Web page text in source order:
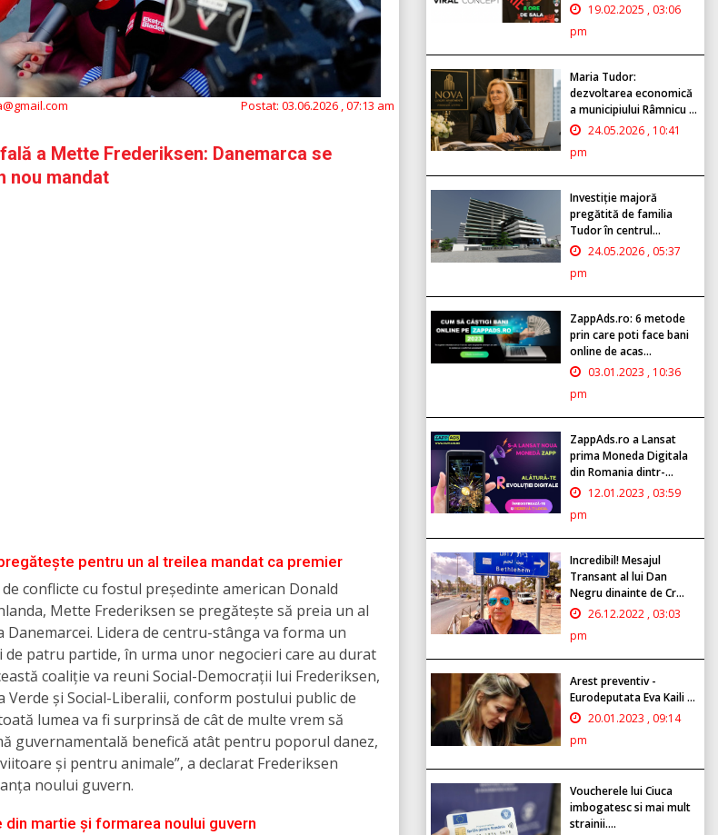
Postat: 03.06.2026 , 07:13 am
a Mette Frederiksen: Danemarca se
nou mandat
pentru un al treilea mandat ca premier
conflicte cu fostul președinte american Donald
Mette Frederiksen se pregătește să preia un al
Lidera de centru-stânga va forma un
de patru partide, în urma unor negocieri care au durat
coaliție va reuni Social-Democrații lui Frederiksen,
Verde și Social-Liberalii, conform postului public de
lumea va fi surprinsă de cât de multe vrem să
guvernamentală benefică atât pentru poporul danez,
și pentru animale”, a declarat Frederiksen
noului guvern.
martie și formarea noului guvern
19.02.2025 , 03:06
pm
Maria Tudor:
dezvoltarea economică
a municipiului Râmnicu ...
24.05.2026 , 10:41
pm
Investiție majoră
pregătită de familia
Tudor în centrul...
24.05.2026 , 05:37
pm
ZappAds.ro: 6 metode
prin care poti face bani
online de acas...
03.01.2023 , 10:36
pm
ZappAds.ro a Lansat
prima Moneda Digitala
din Romania dintr-...
12.01.2023 , 03:59
pm
Incredibil! Mesajul
Transant al lui Dan
Negru dinainte de Cr...
26.12.2022 , 03:03
pm
Arest preventiv -
Eurodeputata Eva Kaili ...
20.01.2023 , 09:14
pm
Voucherele lui Ciuca
imbogatesc si mai mult
strainii....